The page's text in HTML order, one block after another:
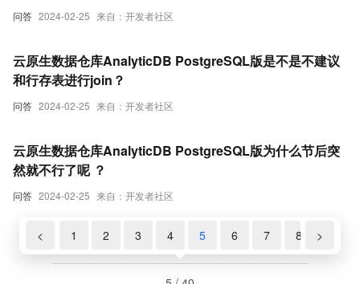
问答 2024-02-25 来自：开发者社区
问答 2024-02-25 来自：开发者社区
云原生数据仓库AnalyticDB PostgreSQL版是不是不建议
和行存表进行join？
问答 2024-02-25 来自：开发者社区
云原生数据仓库AnalyticDB PostgreSQL版为什么节后突
然就不行了呢 ？
< 1 2 3 4 5 6 7 8 >